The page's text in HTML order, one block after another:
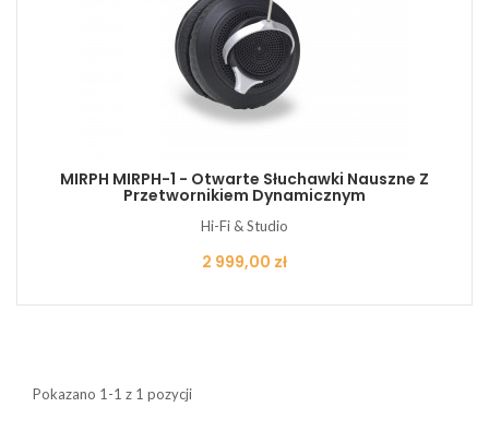
MIRPH MIRPH-1 - Otwarte Słuchawki Nauszne Z
Przetwornikiem Dynamicznym
Hi-Fi & Studio
Cena
2 999,00 zł
Pokazano 1-1 z 1 pozycji